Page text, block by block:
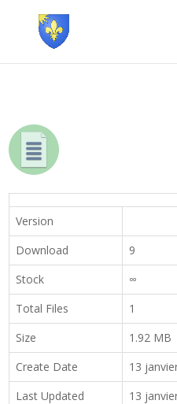
Version
Download
9
Stock
∞
Total Files
1
Size
1.92 MB
Create Date
13
Last Updated
13